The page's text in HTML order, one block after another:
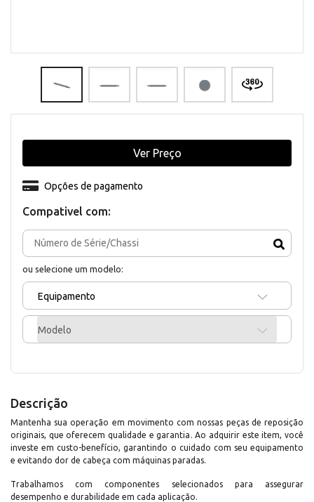
Compativel com:
ou selecione um modelo:
Equipamento
Modelo
Opções de pagamento
Ver Preço
Descrição
Mantenha sua operação em movimento com nossas peças de reposição
originais, que oferecem qualidade e garantia. Ao adquirir este item, você
investe em custo-benefício, garantindo o cuidado com seu equipamento
e evitando dor de cabeça com máquinas paradas.
Trabalhamos com componentes selecionados para assegurar
desempenho e durabilidade em cada aplicação.